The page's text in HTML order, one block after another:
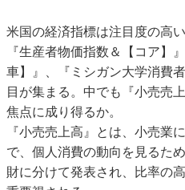
米国の経済指標は注目度の高い
『生産者物価指数＆【コア】
車】』、『ミシガン大学消費
目が集まる。中でも『小売売
焦点に成り得るか。
『小売売上高』とは、小売業
で、個人消費の動向を見るた
財に分けて発表され、比率の